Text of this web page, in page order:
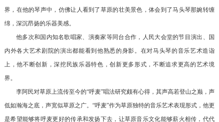
界，在他的琴声中，仿佛让人看到了草原的壮美景色，体会到了马头琴那婉转缠
绵，深沉昂扬的乐器美感。
他多次和国内知名歌唱家、演奏家等同台合作，人民大会堂的节目演出、国
内外各大艺术剧院的演出都能看到他熟悉的身影。在对马头琴的音乐艺术造诣
上，他不断创新，深挖民族乐器特色，创新更多形式，不断追求更高的艺术境
界。
李阿民对草原上流传至今的“呼麦”唱法研究颇有心得，其声高若登山之巅，声
低如瀚海之底，声宽似草原之广。“呼麦”作为草原独特的音乐艺术表现形式，他更
是希望能够将呼麦更好的传承和发扬下去，让草原音乐文化能够薪火相传，代代